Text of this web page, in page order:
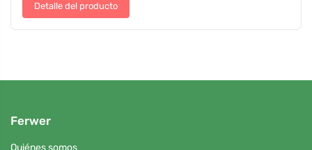
Detalle del producto
Ferwer